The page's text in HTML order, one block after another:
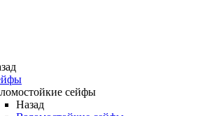
сейфы
Назад